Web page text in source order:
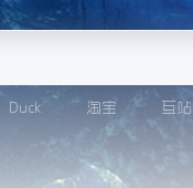
Duck 淘宝 互站